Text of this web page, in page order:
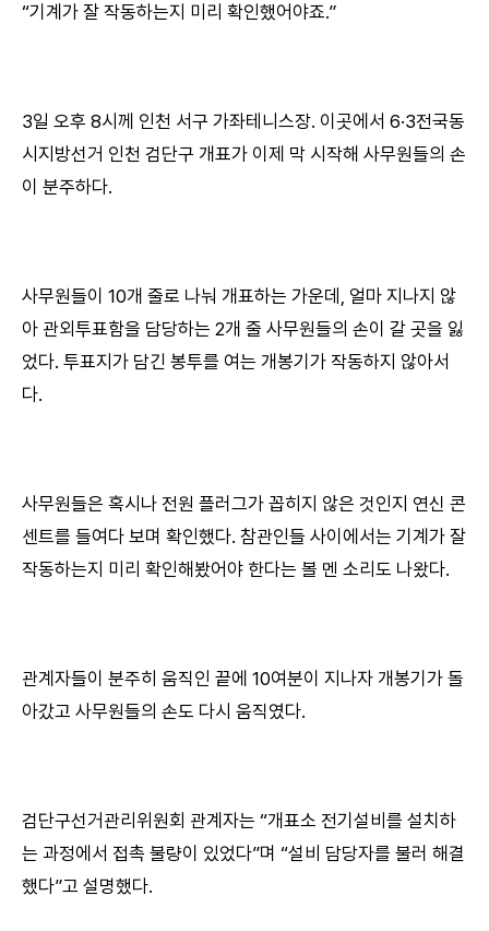
“기계가 잘 작동하는지 미리 확인했어야죠.”
3일 오후 8시께 인천 서구 가좌테니스장. 이곳에서 6·3전국동
시지방선거 인천 검단구 개표가 이제 막 시작해 사무원들의 손
이 분주하다.
사무원들이 10개 줄로 나눠 개표하는 가운데, 얼마 지나지 않
아 관외투표함을 담당하는 2개 줄 사무원들의 손이 갈 곳을 잃
었다. 투표지가 담긴 봉투를 여는 개봉기가 작동하지 않아서
다.
사무원들은 혹시나 전원 플러그가 꼽히지 않은 것인지 연신 콘
센트를 들여다 보며 확인했다. 참관인들 사이에서는 기계가 잘
작동하는지 미리 확인해봤어야 한다는 볼 멘 소리도 나왔다.
관계자들이 분주히 움직인 끝에 10여분이 지나자 개봉기가 돌
아갔고 사무원들의 손도 다시 움직였다.
검단구선거관리위원회 관계자는 “개표소 전기설비를 설치하
는 과정에서 접촉 불량이 있었다”며 “설비 담당자를 불러 해결
했다”고 설명했다.